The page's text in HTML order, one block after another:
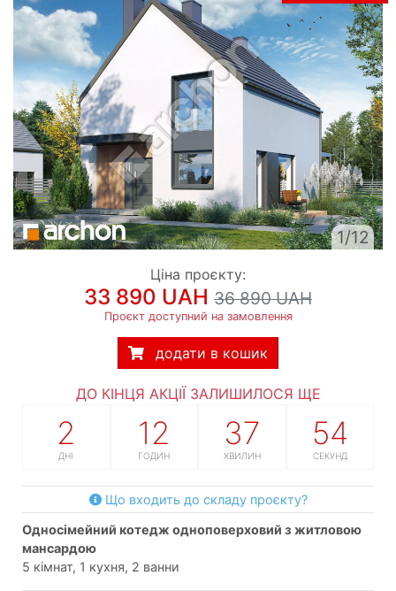
1/12
Ціна проєкту:
33 890 UAH 36 890 UAH
Проєкт доступний на замовлення
додати в кошик
ДО КІНЦЯ АКЦІЇ ЗАЛИШИЛОСЯ ЩЕ
2
ДНІ
12
ГОДИН
37
ХВИЛИН
53
СЕКУНД
Що входить до складу проєкту?
односімейний котедж одноповерховий з житловою
мансардою
5 кімнат, 1 кухня, 2 ванни